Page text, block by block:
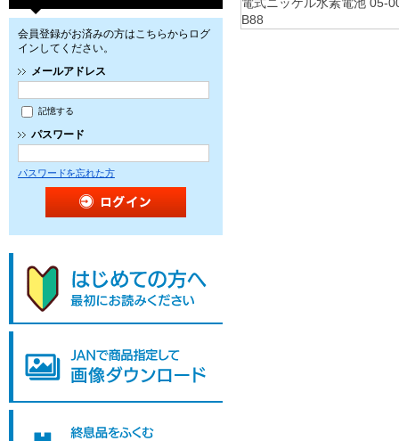
会員登録がお済みの方はこちらからログ
インしてください。
メールアドレス
記憶する
パスワード
パスワードを忘れた方